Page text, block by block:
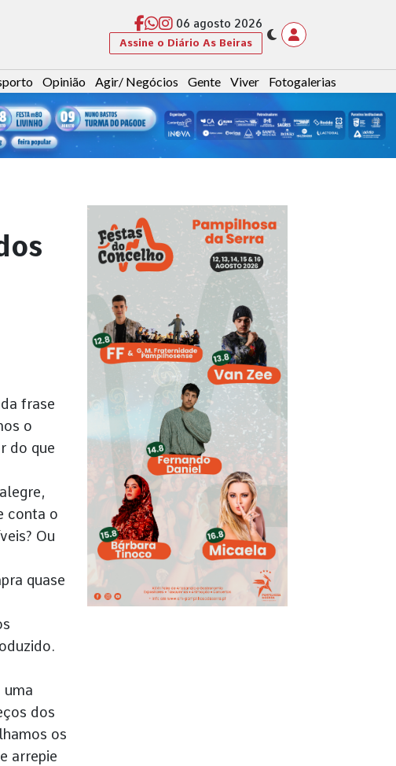
06 agosto 2026
Assine o Diário As Beiras
Opinião Agir/ Negócios Gente Viver Fotogalerias
frase
o
do que
conta o
Ou
quase
uma
dos
os
arrepie